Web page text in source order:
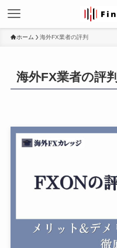
ホーム 海外FX業者の評判
海外FX業者の評判